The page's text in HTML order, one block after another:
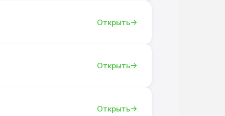
Открыть
Открыть
Открыть